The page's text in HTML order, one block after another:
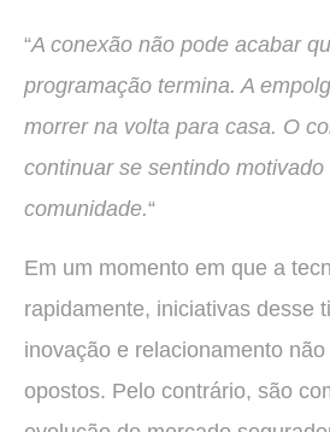
“A conexão não pode acabar
programação termina. A
morrer na volta para casa. O
continuar se sentindo
comunidade.“
Em um momento em que a
rapidamente, iniciativas desse
inovação e relacionamento
opostos. Pelo contrário, são